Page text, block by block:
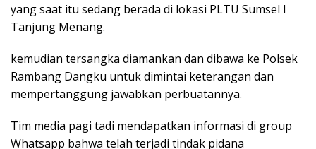
yang saat itu sedang berada di lokasi PLTU Sumsel I
Tanjung Menang.
kemudian tersangka diamankan dan dibawa ke Polsek
Rambang Dangku untuk dimintai keterangan dan
mempertanggung jawabkan perbuatannya.
Tim media pagi tadi mendapatkan informasi di group
Whatsapp bahwa telah terjadi tindak pidana